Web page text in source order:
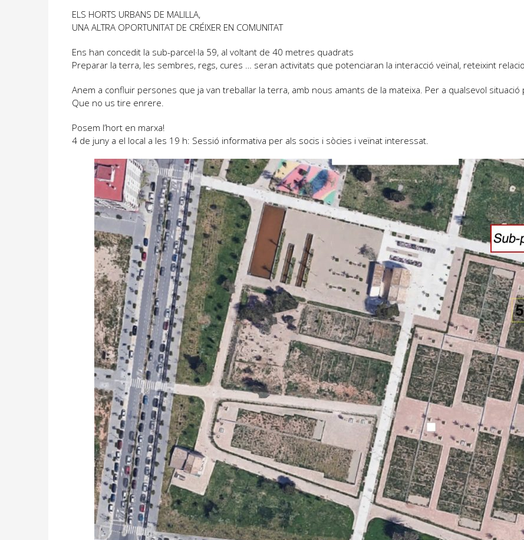
ELS HORTS URBANS DE MALILLA,
UNA ALTRA OPORTUNITAT DE CRÉIXER EN COMUNITAT
Ens han concedit la sub-parcel·la 59, al voltant de 40 metres quadrats
Preparar la terra, les sembres, regs, cures … seran activitats que potenciaran la interacció veïnal, reteixint
Anem a confluir persones que ja van treballar la terra, amb nous amants de la mateixa. Per a qualsevol
Que no us tire enrere.
Posem l’hort en marxa!
4 de juny a el local a les 19 h: Sessió informativa per als socis i sòcies i veïnat interessat.